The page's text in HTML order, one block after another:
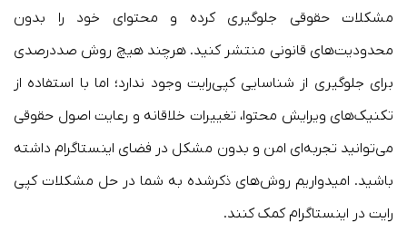
مشکلات حقوقی جلوگیری کرده و محتوای خود را بدون
محدودیت‌های قانونی منتشر کنید. هرچند هیچ روش صددرصدی
برای جلوگیری از شناسایی کپی‌رایت وجود ندارد؛ اما با استفاده از
تکنیک‌های ویرایش محتوا، تغییرات خلاقانه و رعایت اصول حقوقی
می‌توانید تجربه‌ای امن و بدون مشکل در فضای اینستاگرام داشته
باشید. امیدواریم روش‌های ذکرشده به شما در حل مشکلات کپی
رایت در اینستاگرام کمک کنند.